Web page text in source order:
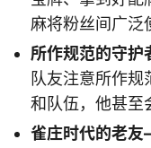
麻将粉丝间广泛
所作规范的守护
队友注意所作
和队伍，他甚至
雀庄时代的老